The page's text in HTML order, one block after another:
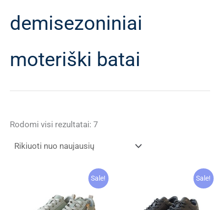
demisezoniniai
moteriški batai
Rodomi visi rezultatai: 7
Sale! Sale!